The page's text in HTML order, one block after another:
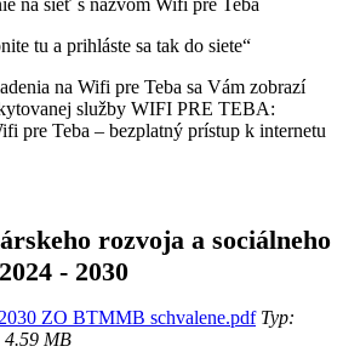
na sieť s názvom Wifi pre Teba
tu a prihláste sa tak do siete“
na Wifi pre Teba sa Vám zobrazí
služby WIFI PRE TEBA:
pre Teba – bezplatný prístup k internetu
rozvoja a sociálneho
- 2030
ZO BTMMB schvalene.pdfTyp:
4.59 MB